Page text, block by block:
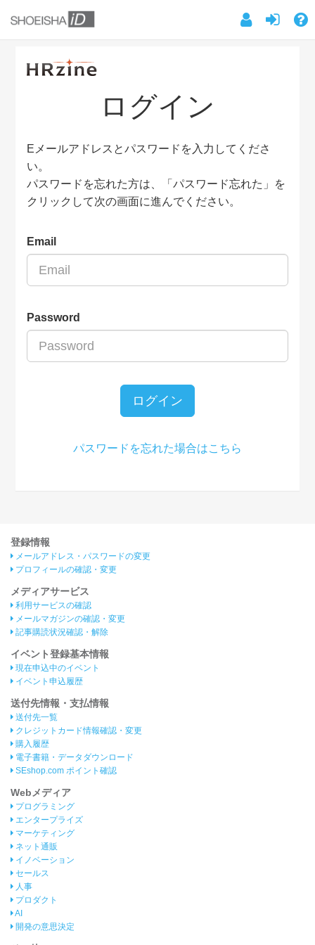
ログイン
Eメールアドレスとパスワードを入力してくださ
い。
パスワードを忘れた方は、「パスワード忘れた」を
クリックして次の画面に進んでください。
Email
Password
ログイン
パスワードを忘れた場合はこちら
登録情報
メールアドレス・パスワードの変更
プロフィールの確認・変更
メディアサービス
利用サービスの確認
メールマガジンの確認・変更
記事購読状況確認・解除
イベント登録基本情報
現在申込中のイベント
イベント申込履歴
送付先情報・支払情報
送付先一覧
クレジットカード情報確認・変更
購入履歴
電子書籍・データダウンロード
SEshop.com ポイント確認
Webメディア
プログラミング
エンタープライズ
マーケティング
ネット通販
イノベーション
セールス
人事
プロダクト
AI
開発の意思決定